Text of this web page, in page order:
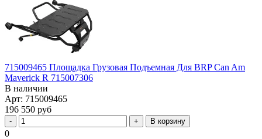
715009465 Площадка Грузовая Подъемная Для BRP Can Am
Maverick R 715007306
В наличии
Арт: 715009465
196 550 руб
В корзину
0